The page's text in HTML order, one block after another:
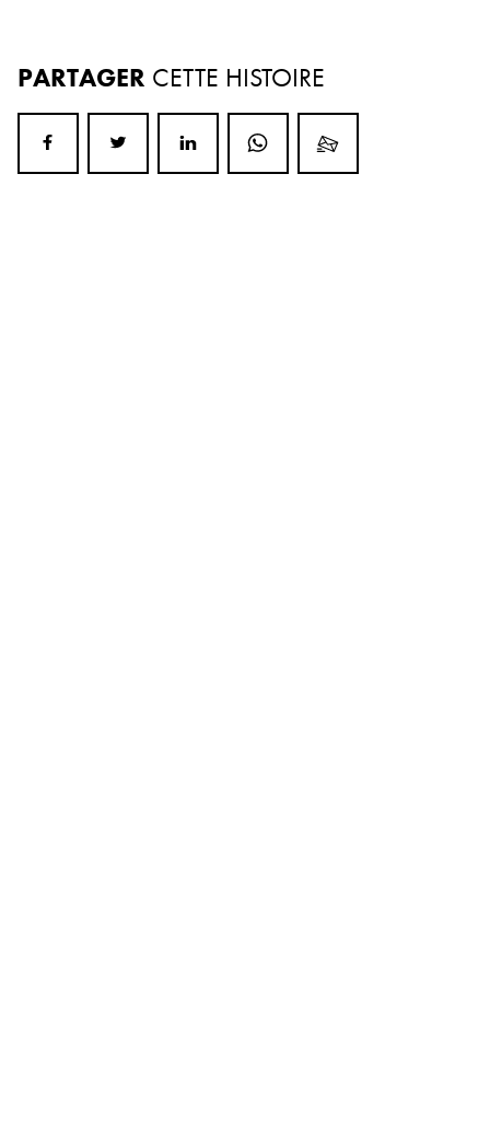
PARTAGER CETTE HISTOIRE